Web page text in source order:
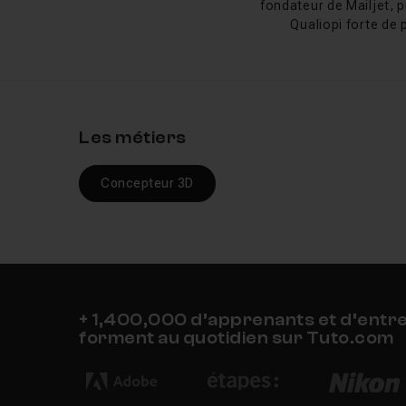
Xpresso dans
Tuto et
La maîtrise de
d’une qualité
fondateur de Mailjet,
Qualiopi forte de
Les métiers
Concepteur 3D
+ 1,400,000 d’apprenants et
forment au quotidien sur Tuto.com